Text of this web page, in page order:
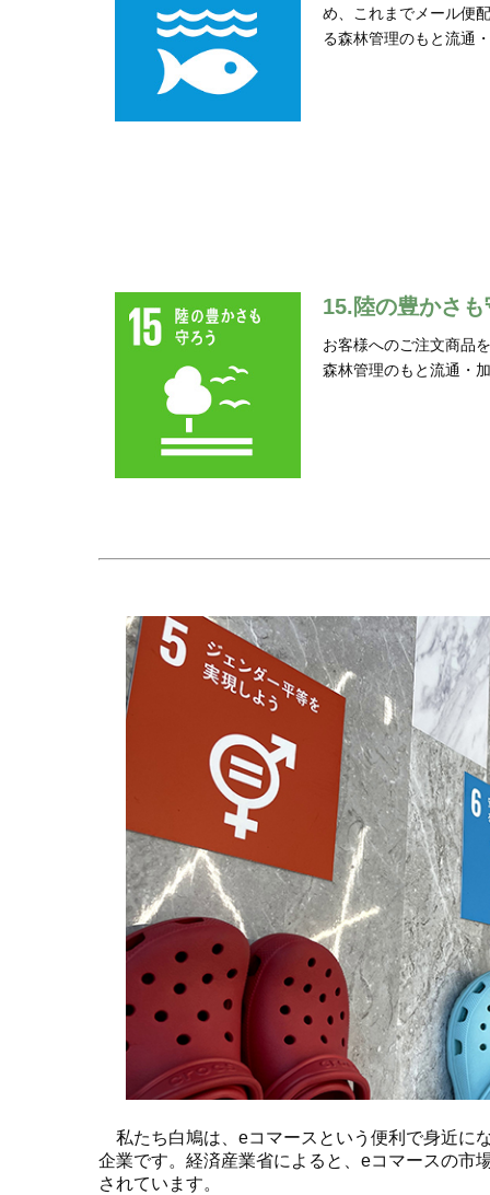
め、これまでメール便
る森林管理のもと流通
15.陸の豊かさ
お客様へのご注文商品
森林管理のもと流通・
私たち白鳩は、eコマースという便利で身近に
企業です。経済産業省によると、eコマースの市
されています。